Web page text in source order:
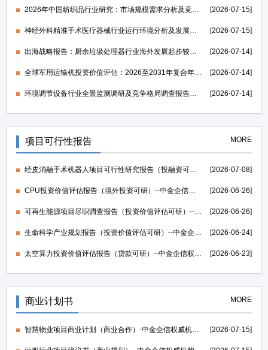
2026年中国纺织品行业研究：市场规模需求分析及竞争格局研究-中金企信发布 [2026-07-15]
神经外科精准手术医疗器械行业运行环境分析及发展策略研究报告-中金企信发布 [2026-07-15]
出海战略报告：厨余垃圾处理器行业海外发展起步较早，行业成熟度高-中金企信发布 [2026-07-14]
全球军用运输机投资价值评估：2026至2031年复合年均增长率维持在1.39%-中金企信发布 [2026-07-14]
环境调节设备行业全景监测调研及竞争格局调查报告（可定制）-中金企信发布 [2026-07-14]
项目可行性报告 MORE
经皮消融手术机器人项目可行性研究报告（投融资可研）--中金企信权威机构编制 [2026-07-08]
CPU投资价值评估报告（境外投资可研）--中金企信权威机构编制 [2026-06-26]
可再生能源项目尽职调查报告（投资价值评估可研）--中金企信权威机构编制 [2026-06-26]
生命科学产业规划报告（投资价值评估可研）--中金企信权威机构编制 [2026-06-24]
太空算力投资价值评估报告（贷款可研）--中金企信权威机构编制 [2026-06-23]
商业计划书 MORE
智慧物业项目商业计划（商业合作）-中金企信权威机构编制 [2026-07-15]